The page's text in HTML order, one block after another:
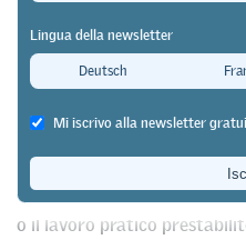
Cosa motiva le
perite d’esame?
David Jan
Una parte centrale della
costituita dal lavoro
o il lavoro pratico
Lingua della newsletter
Deutsch
Mi iscrivo alla newsletter